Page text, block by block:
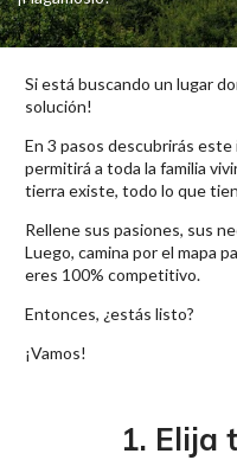
Si está buscando un lugar
solución!
En 3 pasos descubrirás
permitirá a toda la familia
tierra existe, todo lo que
Rellene sus pasiones, sus
Luego, camina por el mapa
eres 100% competitivo.
Entonces, ¿estás listo?
¡Vamos!
1. Elija